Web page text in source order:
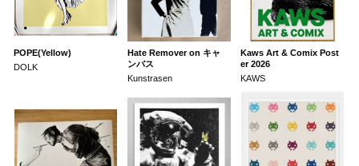
POPE(Yellow)
DOLK
Hate Remover on キャ
ンバス
Kunstrasen
Kaws Art & Comix Post
er 2026
KAWS